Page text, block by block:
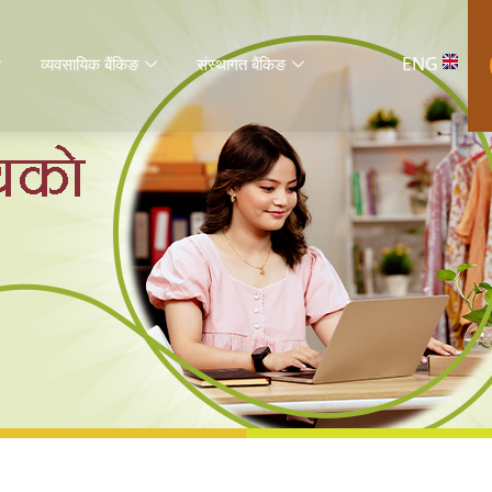
व्यवसायिक बैंकिङ संस्थागत बैंकिङ ENG